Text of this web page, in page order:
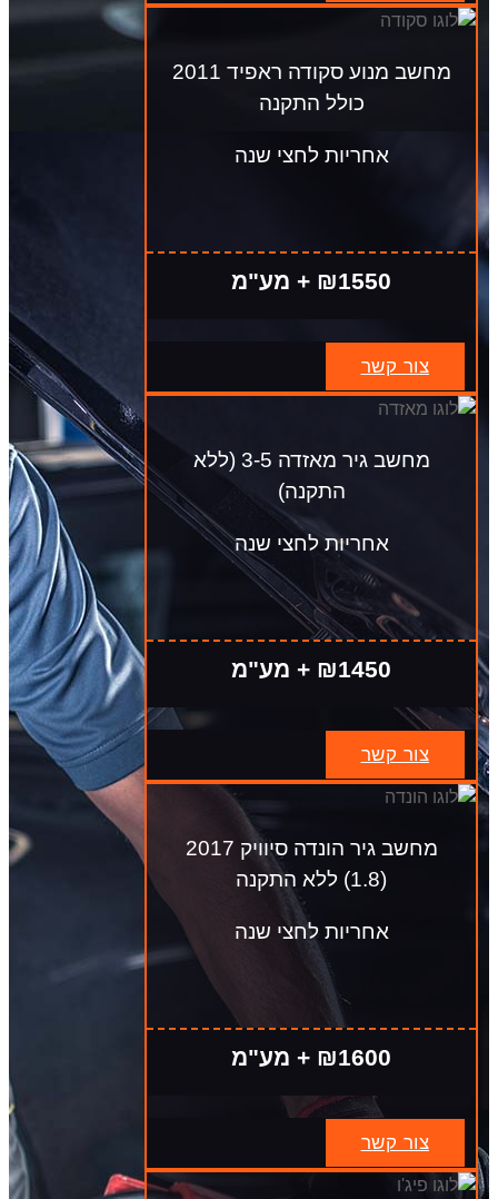
מחשב מנוע סקודה ראפיד 2011
כולל התקנה
אחריות לחצי שנה
₪1550 + מע"מ
צור קשר
מחשב גיר מאזדה 3-5 (ללא
התקנה)
אחריות לחצי שנה
₪1450 + מע"מ
צור קשר
מחשב גיר הונדה סיוויק 2017
(1.8) ללא התקנה
אחריות לחצי שנה
₪1600 + מע"מ
צור קשר